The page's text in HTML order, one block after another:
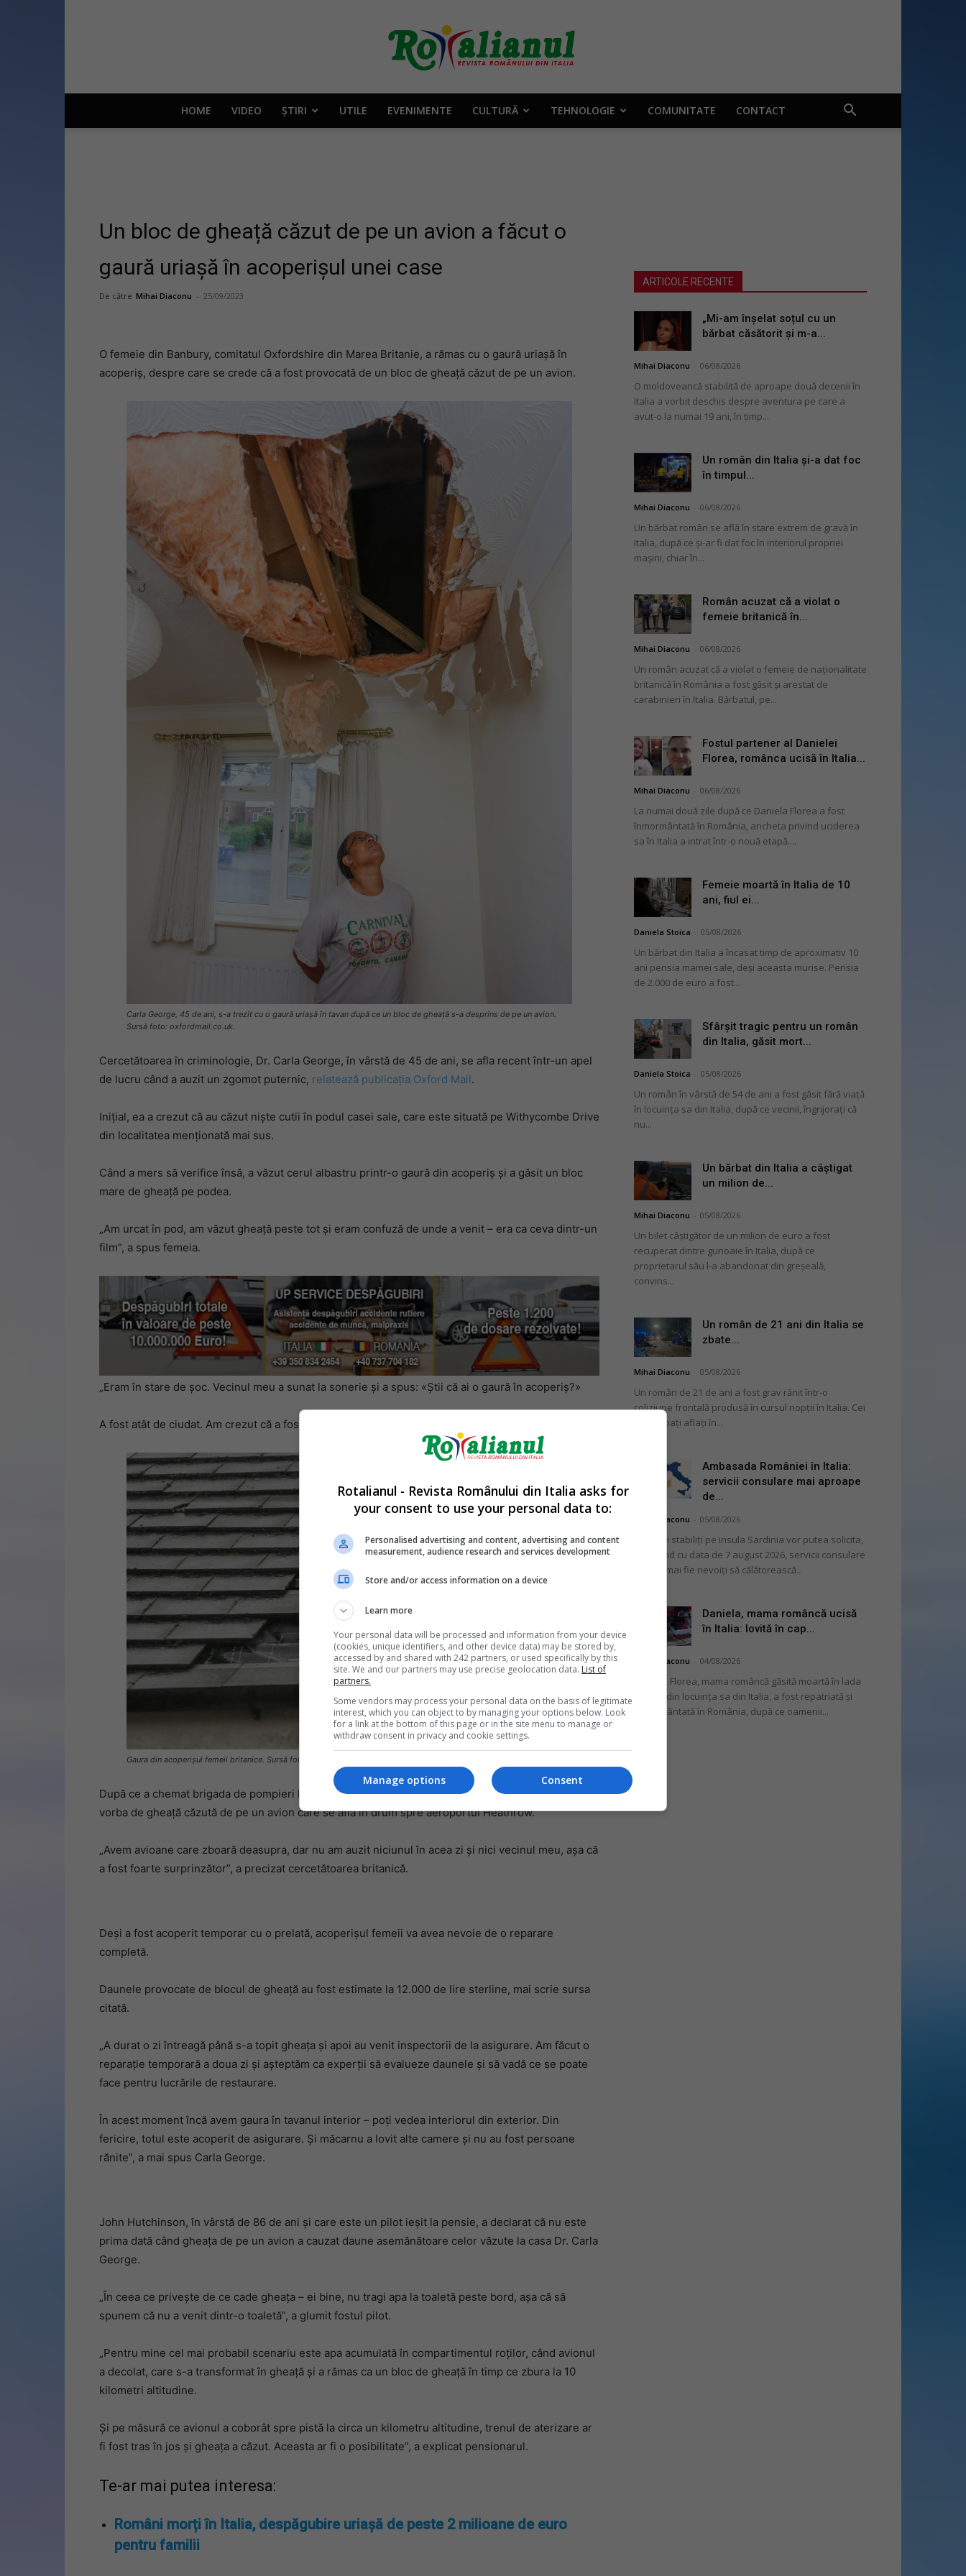
Rotalianul
Italia
HOME VIDEO ȘTIRI UTILE EVENIMENTE CULTURĂ TEHNOLOGIE COMUNITATE CONTACT
Un bloc de gheață căzut de pe un avion a făcut o
gaură uriașă în acoperișul unei case
De către Mihai Diaconu - 25/09/2023
O femeie din Banbury, comitatul Oxfordshire din Marea Britanie, a rămas cu o gaură uriașă în
acoperiș, despre care se crede că a fost provocată de un bloc de gheață căzut de pe un avion.
Carla George, 45 de ani, s-a trezit cu o gaură uriașă în tavan după ce un bloc de gheață s-a desprins de pe un avion.
Sursă foto: oxfordmail.co.uk.
Cercetătoarea în criminologie, Dr. Carla George, în vârstă de 45 de ani, se afla recent într-un apel
de lucru când a auzit un zgomot puternic, relatează publicația Oxford Mail.
Inițial, ea a crezut că au căzut niște cutii în podul casei sale, care este situată pe Withycombe Drive
din localitatea menționată mai sus.
Când a mers să verifice însă, a văzut cerul albastru printr-o gaură din acoperiș și a găsit un bloc
mare de gheață pe podea.
„Am urcat în pod, am văzut gheață peste tot și eram confuză de unde a venit – era ca ceva dintr-un
film”, a spus femeia.
„Eram în stare de șoc. Vecinul meu a sunat la sonerie și a spus: «Știi că ai o gaură în acoperiș?»
A fost atât de ciudat. Am crezut că a fost o explozie, când am ajuns acolo”, a mai adăugat ea.
Gaura din acoperișul femeii britanice. Sursă foto: oxfordmail.co.uk.
După ce a chemat brigada de pompieri la casa sa, un pompier i-a spus că foarte probabil este
vorba de gheață căzută de pe un avion care se afla în drum spre aeroportul Heathrow.
„Avem avioane care zboară deasupra, dar nu am auzit niciunul în acea zi și nici vecinul meu, așa că
a fost foarte surprinzător”, a precizat cercetătoarea britanică.
Deși a fost acoperit temporar cu o prelată, acoperișul femeii va avea nevoie de o reparare
completă.
Daunele provocate de blocul de gheață au fost estimate la 12.000 de lire sterline, mai scrie sursa
citată.
„A durat o zi întreagă până s-a topit gheața și apoi au venit inspectorii de la asigurare. Am făcut o
reparație temporară a doua zi și așteptăm ca experții să evalueze daunele și să vadă ce se poate
face pentru lucrările de restaurare.
În acest moment încă avem gaura în tavanul interior – poți vedea interiorul din exterior. Din
fericire, totul este acoperit de asigurare. Și măcarnu a lovit alte camere și nu au fost persoane
rănite”, a mai spus Carla George.
John Hutchinson, în vârstă de 86 de ani și care este un pilot ieșit la pensie, a declarat că nu este
prima dată când gheața de pe un avion a cauzat daune asemănătoare celor văzute la casa Dr. Carla
George.
„În ceea ce privește de ce cade gheața – ei bine, nu tragi apa la toaletă peste bord, așa că să
spunem că nu a venit dintr-o toaletă”, a glumit fostul pilot.
„Pentru mine cel mai probabil scenariu este apa acumulată în compartimentul roților, când avionul
a decolat, care s-a transformat în gheață și a rămas ca un bloc de gheață în timp ce zbura la 10
kilometri altitudine.
Și pe măsură ce avionul a coborât spre pistă la circa un kilometru altitudine, trenul de aterizare ar
fi fost tras în jos și gheața a căzut. Aceasta ar fi o posibilitate”, a explicat pensionarul.
Te-ar mai putea interesa:
Români morți în Italia, despăgubire uriașă de peste 2 milioane de euro
pentru familii
ARTICOLE RECENTE
„Mi-am înșelat soțul cu un
bărbat căsătorit și m-a...
Mihai Diaconu 06/08/2026
O moldoveancă stabilită de aproape două decenii în
Italia a vorbit deschis despre aventura pe care a
avut-o la numai 19 ani, în timp...
Un român din Italia și-a dat foc
în timpul...
Mihai Diaconu 06/08/2026
Un bărbat român se află în stare extrem de gravă în
Italia, după ce și-ar fi dat foc în interiorul propriei
mașini, chiar în...
Român acuzat că a violat o
femeie britanică în...
Mihai Diaconu 06/08/2026
Un român acuzat că a violat o femeie de naționalitate
britanică în România a fost găsit și arestat de
carabinieri în Italia. Bărbatul, pe...
Fostul partener al Danielei
Florea, românca ucisă în Italia...
Mihai Diaconu 06/08/2026
La numai două zile după ce Daniela Florea a fost
înmormântată în România, ancheta privind uciderea
sa în Italia a intrat într-o nouă etapă....
Femeie moartă în Italia de 10
ani, fiul ei...
Daniela Stoica 05/08/2026
Un bărbat din Italia a încasat timp de aproximativ 10
ani pensia mamei sale, deși aceasta murise. Pensia
de 2.000 de euro a fost...
Sfârșit tragic pentru un român
din Italia, găsit mort...
Daniela Stoica 05/08/2026
Un român în vârstă de 54 de ani a fost găsit fără viață
în locuința sa din Italia, după ce vecinii, îngrijorați că
nu...
Un bărbat din Italia a câștigat
un milion de...
Mihai Diaconu 05/08/2026
Un bilet câștigător de un milion de euro a fost
recuperat dintre gunoaie în Italia, după ce
proprietarul său l-a abandonat din greșeală,
convins...
Un român de 21 ani din Italia se
zbate...
Mihai Diaconu 05/08/2026
Un român de 21 de ani a fost grav rănit într-o
coliziune frontală produsă în cursul nopții în Italia. Cei
doi bărbați aflați în...
Ambasada României în Italia:
servicii consulare mai aproape
de...
Mihai Diaconu 05/08/2026
Românii stabiliți pe insula Sardinia vor putea solicita,
începând cu data de 7 august 2026, servicii consulare
fără să mai fie nevoiți să călătorească...
Daniela, mama româncă ucisă
în Italia: lovită în cap...
Mihai Diaconu 04/08/2026
Daniela Florea, mama româncă găsită moartă în lada
patului din locuința sa din Italia, a fost repatriată și
înmormântată în România, după ce oamenii...
Rotalianul - Revista Românului din Italia asks for
your consent to use your personal data to:
Personalised advertising and content, advertising and content
measurement, audience research and services development
Store and/or access information on a device
Learn more
Your personal data will be processed and information from your device
(cookies, unique identifiers, and other device data) may be stored by,
accessed by and shared with 242 partners, or used specifically by this
site. We and our partners may use precise geolocation data. List of
partners.
Some vendors may process your personal data on the basis of legitimate
interest, which you can object to by managing your options below. Look
for a link at the bottom of this page or in the site menu to manage or
withdraw consent in privacy and cookie settings.
Consent
Manage options